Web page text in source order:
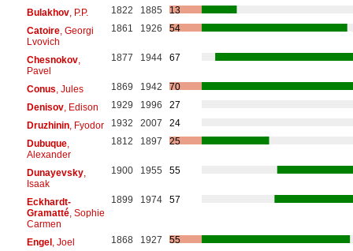
Bulakhov, P.P. 1822 1885
13
Catoire, Georgi
Lvovich
1861 1926 54
Chesnokov,
Pavel
1877 1944 67
Conus , Jules 1869 1942
70
Denisov, Edison 1929 1996
27
Druzhinin, Fyodor 1932 2007
24
Dubuque,
Alexander
1812 1897 25
Dunayevsky,
Isaak
1900 1955 55
Eckhardt-
Gramatté, Sophie
Carmen
1899 1974 57
Engel, Joel 1868 1927
55